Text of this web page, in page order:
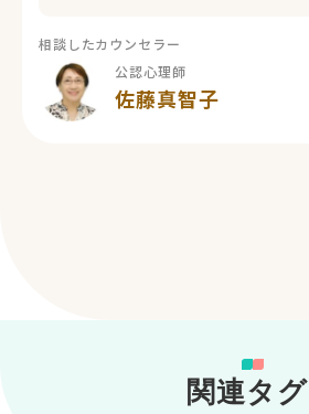
相談したカウンセラー
公認心理師
佐藤真智子
関連タグ